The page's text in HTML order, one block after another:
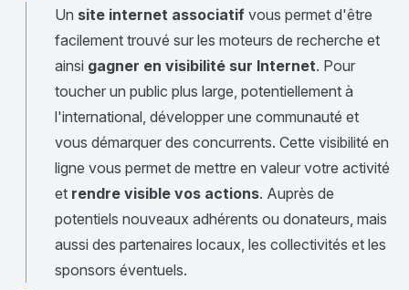
Un site internet associatif vous permet d'être
facilement trouvé sur les moteurs de recherche et
ainsi gagner en visibilité sur Internet. Pour
toucher un public plus large, potentiellement à
l'international, développer une communauté et
vous démarquer des concurrents. Cette visibilité en
ligne vous permet de mettre en valeur votre activité
et rendre visible vos actions. Auprès de
potentiels nouveaux adhérents ou donateurs, mais
aussi des partenaires locaux, les collectivités et les
sponsors éventuels.